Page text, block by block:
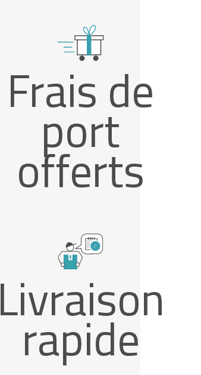
Frais de
port
offerts
Livraison
rapide